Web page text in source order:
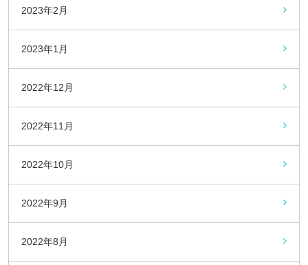
2023年2月
2023年1月
2022年12月
2022年11月
2022年10月
2022年9月
2022年8月